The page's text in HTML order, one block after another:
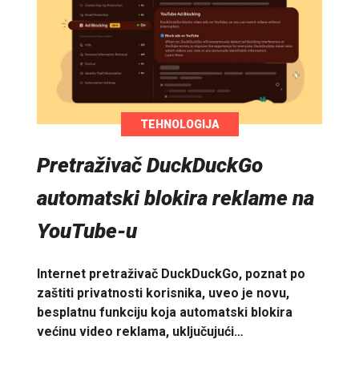
TEHNOLOGIJA
Pretraživač DuckDuckGo
automatski blokira reklame na
YouTube-u
Internet pretraživač DuckDuckGo, poznat po
zaštiti privatnosti korisnika, uveo je novu,
besplatnu funkciju koja automatski blokira
većinu video reklama, uključujući…